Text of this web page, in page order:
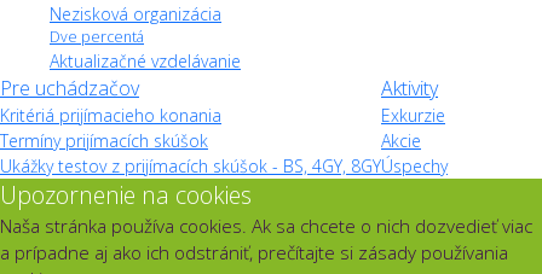
Nezisková organizácia
Dve percentá
Aktualizačné vzdelávanie
Pre uchádzačov
Kritériá prijímacieho konania
Termíny prijímacích skúšok
Ukážky testov z prijímacích skúšok - BS, 4GY, 8GY
Aktivity
Exkurzie
Akcie
Úspechy
Upozornenie na cookies
Naša stránka používa cookies. Ak sa chcete o nich dozvedieť viac
a prípadne aj ako ich odstrániť, prečítajte si zásady používania